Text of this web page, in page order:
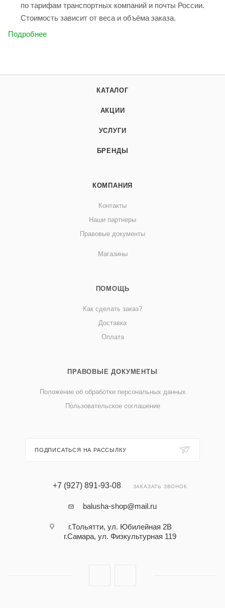
по тарифам транспортных компаний и почты России.
Стоимость зависит от веса и объёма заказа.
Подробнее
КАТАЛОГ
АКЦИИ
УСЛУГИ
БРЕНДЫ
КОМПАНИЯ
Контакты
Наши партнеры
Правовые документы
Магазины
ПОМОЩЬ
Как сделать заказ?
Доставка
Оплата
ПРАВОВЫЕ ДОКУМЕНТЫ
Положение об обработке персональных данных
Пользовательское соглашение
ПОДПИСАТЬСЯ НА РАССЫЛКУ
+7 (927) 891-93-08 ЗАКАЗАТЬ ЗВОНОК
balusha-shop@mail.ru
г.Тольятти, ул. Юбилейная 2В
г.Самара, ул. Физкультурная 119